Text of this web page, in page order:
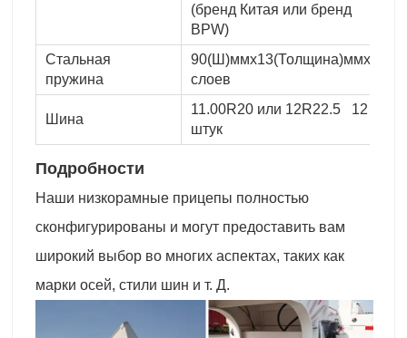
(бренд Китая или бренд
BPW)
Стальная
пружина
90(Ш)ммx13(Толщина)ммx10
слоев
Шина
11.00R20 или 12R22.5 12
штук
Подробности
Наши низкорамные прицепы полностью
сконфигурированы и могут предоставить вам
широкий выбор во многих аспектах, таких как
марки осей, стили шин и т. Д.